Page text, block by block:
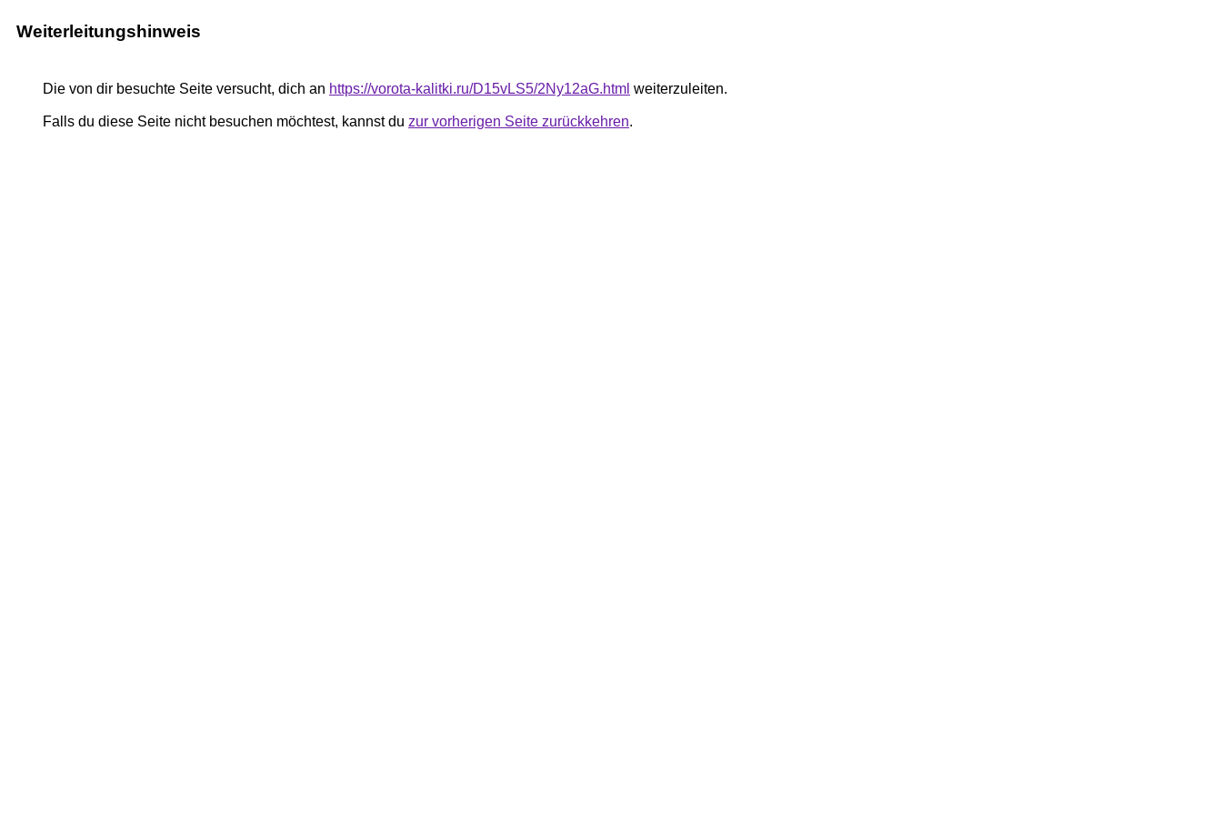
Weiterleitungshinweis
Die von dir besuchte Seite versucht, dich an https://vorota-kalitki.ru/D15vLS5/2Ny12aG.html weiterzuleiten.
Falls du diese Seite nicht besuchen möchtest, kannst du zur vorherigen Seite zurückkehren.